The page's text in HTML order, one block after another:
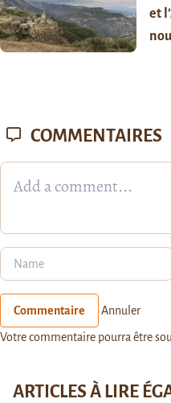
et
COMMENTAIRES
Commentaire Annuler
Votre commentaire pourra être
ARTICLES À LIRE